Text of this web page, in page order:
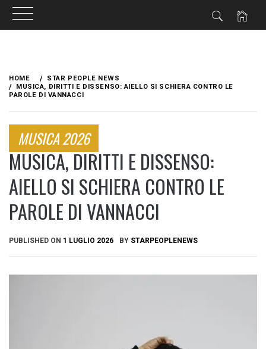
content
HOME
STAR PEOPLE NEWS
MUSICA, DIRITTI E DISSENSO: AIELLO SI SCHIERA CONTRO LE
PAROLE DI VANNACCI
MUSICA 2026
MUSICA, DIRITTI E DISSENSO:
AIELLO SI SCHIERA CONTRO LE
PAROLE DI VANNACCI
PUBLISHED ON 1 LUGLIO 2026 BY STARPEOPLENEWS